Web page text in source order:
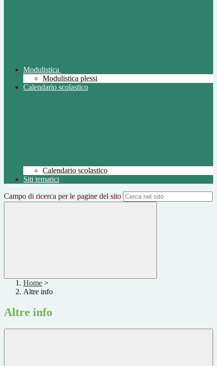
Modulistica
Modulistica plessi
Calendario scolastico
Calendario scolastico
Siti tematici
Campo di ricerca per le pagine del sito
Home >
Altre info
Altre info